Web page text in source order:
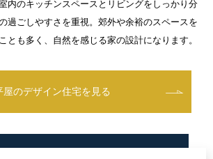
内のキッチンスペースとリビングをしっかり分
過ごしやすさを重視。郊外や余裕のスペースを
とも多く、自然を感じる家の設計になります。
屋のデザイン住宅を見る